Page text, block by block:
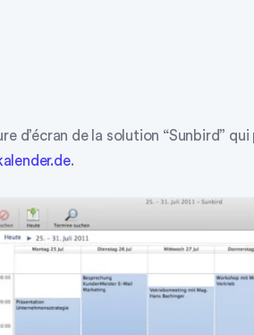
d’écran de la solution “Sunbird”
.